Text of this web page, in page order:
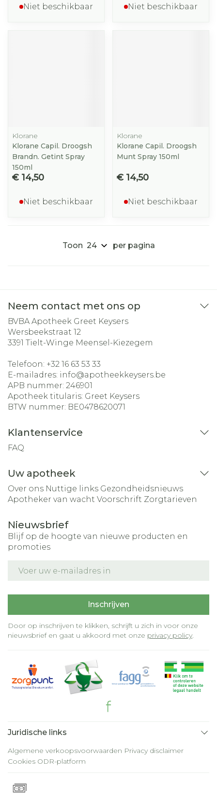
Niet beschikbaar Niet beschikbaar
Klorane
Klorane Capil. Droogsh
Brandn. Getint Spray
150ml
€ 14,50
Niet beschikbaar
Klorane
Klorane Capil. Droogsh
Munt Spray 150ml
€ 14,50
Niet beschikbaar
Toon per pagina
Neem contact met ons op
BVBA Apotheek Greet Keysers
Wersbeekstraat 12
3391 Tielt-Winge Meensel-Kiezegem
Telefoon: +32 16 63 53 33
E-mailadres: info@apotheekkeysers.be
APB nummer: 246901
Apotheek titularis: Greet Keysers
BTW nummer: BE0478620071
Klantenservice
FAQ
Uw apotheek
Over ons Nuttige links Gezondheidsnieuws
Apotheker van wacht Voorschrift Zorgtarieven
Nieuwsbrief
Blijf op de hoogte van nieuwe producten en
promoties
Inschrijven
Door op inschrijven te klikken, schrijft u zich in voor onze
nieuwsbrief en gaat u akkoord met onze privacy policy.
Juridische links
Algemene verkoopsvoorwaarden Privacy disclaimer
Cookies ODR-platform